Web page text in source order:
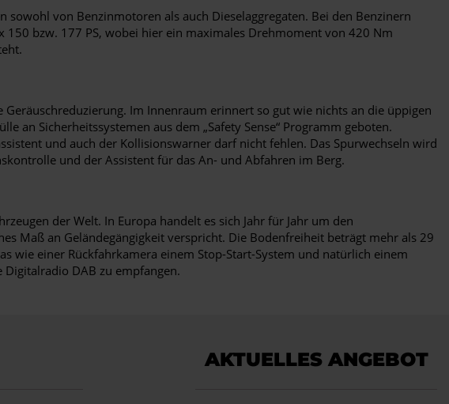
von Benzinmotoren als auch Dieselaggregaten. Bei den Benzinern
bzw. 177 PS, wobei hier ein maximales Drehmoment von 420 Nm
Im Innenraum erinnert so gut wie nichts an die üppigen
an Sicherheitssystemen aus dem „Safety Sense“ Programm geboten.
und auch der Kollisionswarner darf nicht fehlen. Das Spurwechseln wird
und der Assistent für das An- und Abfahren im Berg.
der Welt. In Europa handelt es sich Jahr für Jahr um den
Maß an Geländegängigkeit verspricht. Die Bodenfreiheit beträgt mehr als 29
wie einer Rückfahrkamera einem Stop-Start-System und natürlich einem
DAB zu empfangen.
AKTUELLES ANGEBOT